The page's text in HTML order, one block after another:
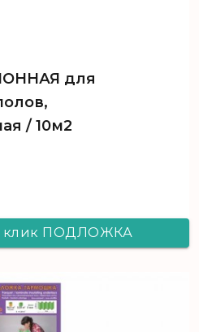
для
/ 10м2
клик ПОДЛОЖКА
/ 10м2